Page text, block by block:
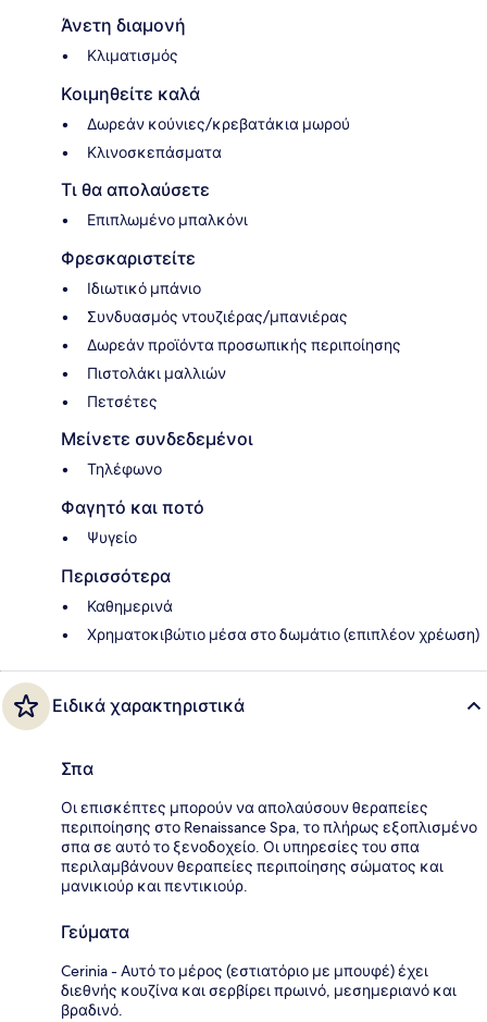
Άνετη διαμονή
Κλιματισμός
Κοιμηθείτε καλά
Δωρεάν κούνιες/κρεβατάκια μωρού
Κλινοσκεπάσματα
Τι θα απολαύσετε
Επιπλωμένο μπαλκόνι
Φρεσκαριστείτε
Ιδιωτικό μπάνιο
Συνδυασμός ντουζιέρας/μπανιέρας
Δωρεάν προϊόντα προσωπικής περιποίησης
Πιστολάκι μαλλιών
Πετσέτες
Μείνετε συνδεδεμένοι
Τηλέφωνο
Φαγητό και ποτό
Ψυγείο
Περισσότερα
Καθημερινά
Χρηματοκιβώτιο μέσα στο δωμάτιο (επιπλέον χρέωση)
Ειδικά χαρακτηριστικά
Σπα
Οι επισκέπτες μπορούν να απολαύσουν θεραπείες
περιποίησης στο Renaissance Spa, το πλήρως εξοπλισμένο
σπα σε αυτό το ξενοδοχείο. Οι υπηρεσίες του σπα
περιλαμβάνουν θεραπείες περιποίησης σώματος και
μανικιούρ και πεντικιούρ.
Γεύματα
Cerinia - Αυτό το μέρος (εστιατόριο με μπουφέ) έχει
διεθνής κουζίνα και σερβίρει πρωινό, μεσημεριανό και
βραδινό.